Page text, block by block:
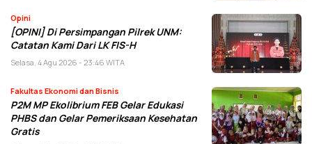
Opini
[OPINI] Di Persimpangan Pilrek UNM:
Catatan Kami Dari LK FIS-H
Selasa, 4 Agu 2026 - 23:46 WITA
Fakultas Ekonomi dan Bisnis
P2M MP Ekolibrium FEB Gelar Edukasi
PHBS dan Gelar Pemeriksaan Kesehatan
Gratis